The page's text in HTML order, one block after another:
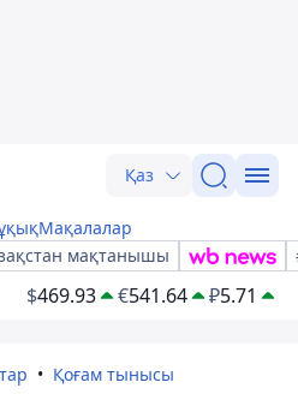
Қаз
Мақалалар
мақтанышы
$469.93 €541.64 ₽5.71
Қоғам тынысы